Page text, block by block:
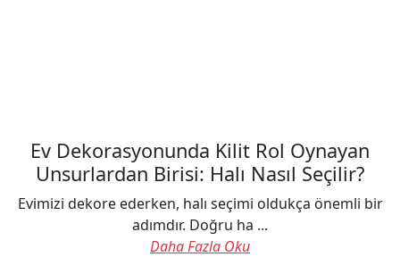
Ev Dekorasyonunda Kilit Rol Oynayan
Unsurlardan Birisi: Halı Nasıl Seçilir?
Evimizi dekore ederken, halı seçimi oldukça önemli bir
adımdır. Doğru ha ...
Daha Fazla Oku